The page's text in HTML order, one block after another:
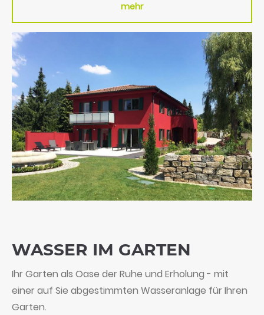
mehr
WASSER IM GARTEN
Ihr Garten als Oase der Ruhe und Erholung - mit
einer auf Sie abgestimmten Wasseranlage für Ihren
Garten.